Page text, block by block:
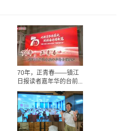
70年，正青春——镇江
日报读者嘉年华的台前...